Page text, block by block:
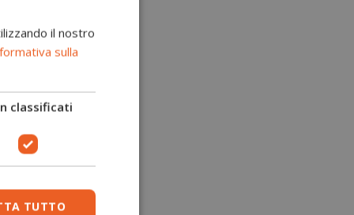
il nostro
sulla
classificati
TUTTO